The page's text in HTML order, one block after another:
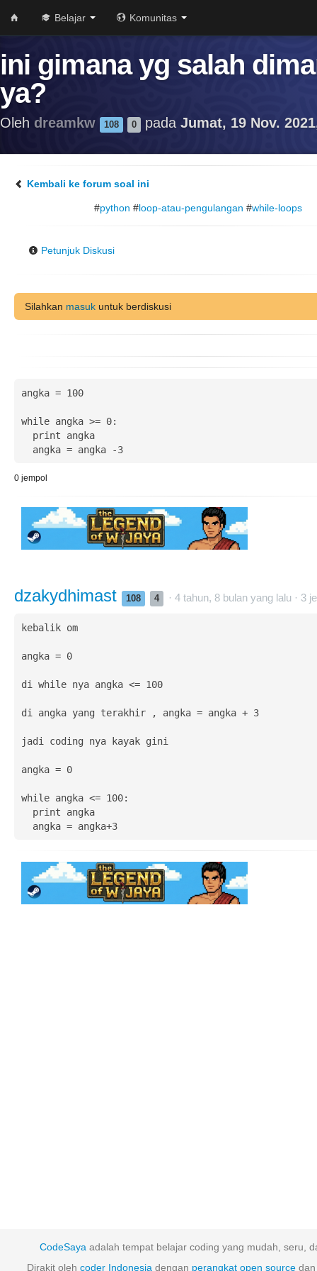
Belajar Komunitas
ini gimana yg salah
ya?
Oleh dreamkw 108 0 pada Jumat, 19 Nov.
Kembali ke forum soal ini
#python #loop-atau-pengulangan #while-loops
Petunjuk Diskusi
Silahkan masuk untuk berdiskusi
angka = 100
while angka >= 0:
  angka = angka -3
0 jempol
dzakydhimast 108 4 · 4 tahun, 8 bulan yang lalu · 3
kebalik om
angka = 0
di while nya angka <= 100
di angka yang terakhir , angka = angka + 3
jadi coding nya kayak gini
angka = 0
while angka <= 100:
  angka = angka+3
CodeSaya adalah tempat belajar coding yang mudah, seru,
Dirakit oleh coder Indonesia dengan perangkat open source